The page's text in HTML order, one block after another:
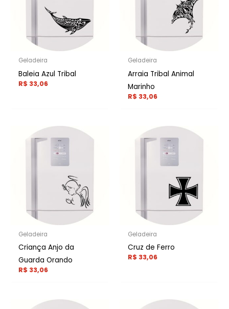
Geladeira
Baleia Azul Tribal
R$ 33,06
Geladeira
Arraia Tribal Animal
Marinho
R$ 33,06
Geladeira
Criança Anjo da
Guarda Orando
R$ 33,06
Geladeira
Cruz de Ferro
R$ 33,06